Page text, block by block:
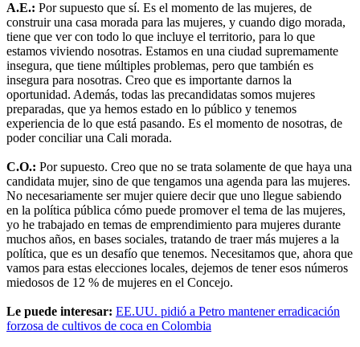
A.E.: Por supuesto que sí. Es el momento de las mujeres, de
construir una casa morada para las mujeres, y cuando digo morada,
tiene que ver con todo lo que incluye el territorio, para lo que
estamos viviendo nosotras. Estamos en una ciudad supremamente
insegura, que tiene múltiples problemas, pero que también es
insegura para nosotras. Creo que es importante darnos la
oportunidad. Además, todas las precandidatas somos mujeres
preparadas, que ya hemos estado en lo público y tenemos
experiencia de lo que está pasando. Es el momento de nosotras, de
poder conciliar una Cali morada.
C.O.: Por supuesto. Creo que no se trata solamente de que haya una
candidata mujer, sino de que tengamos una agenda para las mujeres.
No necesariamente ser mujer quiere decir que uno llegue sabiendo
en la política pública cómo puede promover el tema de las mujeres,
yo he trabajado en temas de emprendimiento para mujeres durante
muchos años, en bases sociales, tratando de traer más mujeres a la
política, que es un desafío que tenemos. Necesitamos que, ahora que
vamos para estas elecciones locales, dejemos de tener esos números
miedosos de 12 % de mujeres en el Concejo.
Le puede interesar: EE.UU. pidió a Petro mantener erradicación
forzosa de cultivos de coca en Colombia